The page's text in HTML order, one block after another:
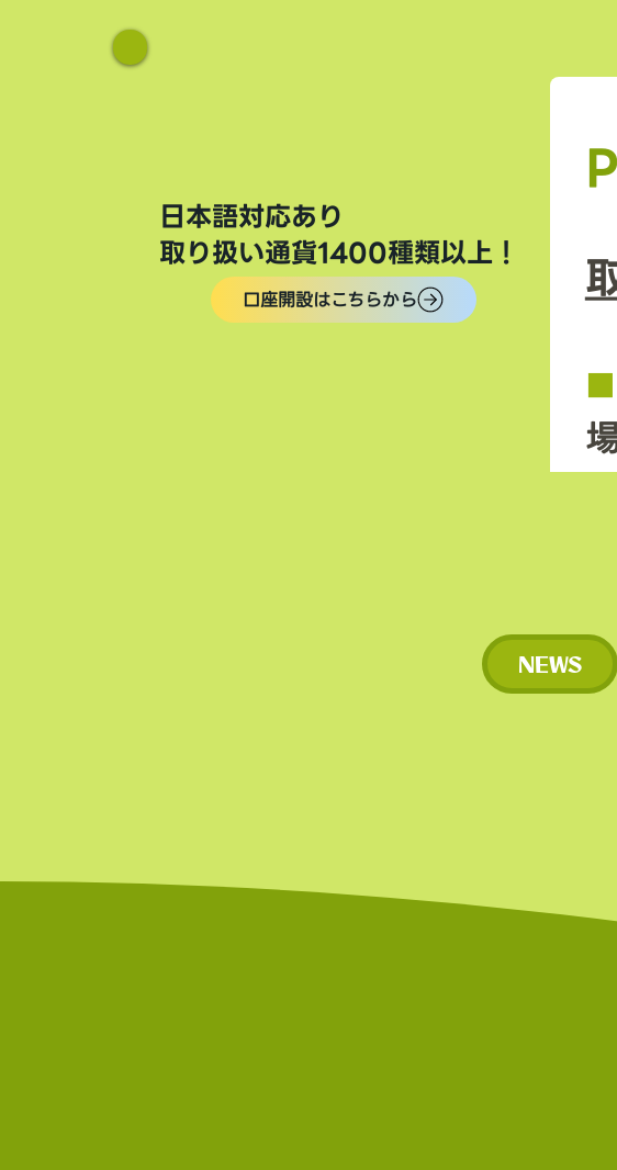
日本語対応あり
取り扱い通貨1400種類以上！
口座開設はこちらから
◼︎
​•
NEWS